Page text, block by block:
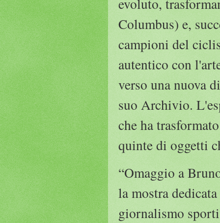
evoluto,
Columbus) e,
campioni del
autentico con
verso una nuova
suo Archivio.
che ha
quinte di oggetti
“Omaggio a
la mostra
giornalismo